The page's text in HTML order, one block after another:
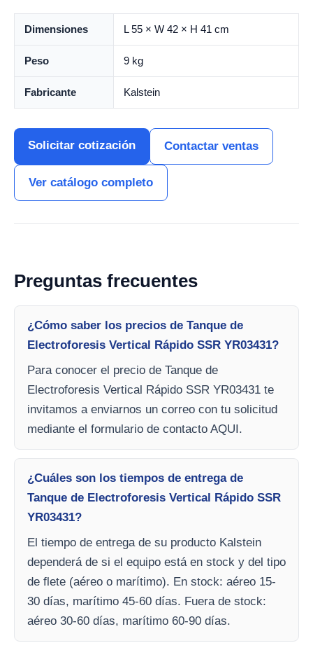
Dimensiones L 55 × W 42 × H 41 cm
Peso 9 kg
Fabricante Kalstein
Solicitar cotización Contactar ventas
Ver catálogo completo
Preguntas frecuentes
¿Cómo saber los precios de Tanque de
Electroforesis Vertical Rápido SSR YR03431?
Para conocer el precio de Tanque de
Electroforesis Vertical Rápido SSR YR03431 te
invitamos a enviarnos un correo con tu solicitud
mediante el formulario de contacto AQUI.
¿Cuáles son los tiempos de entrega de
Tanque de Electroforesis Vertical Rápido SSR
YR03431?
El tiempo de entrega de su producto Kalstein
dependerá de si el equipo está en stock y del tipo
de flete (aéreo o marítimo). En stock: aéreo 15-
30 días, marítimo 45-60 días. Fuera de stock:
aéreo 30-60 días, marítimo 60-90 días.